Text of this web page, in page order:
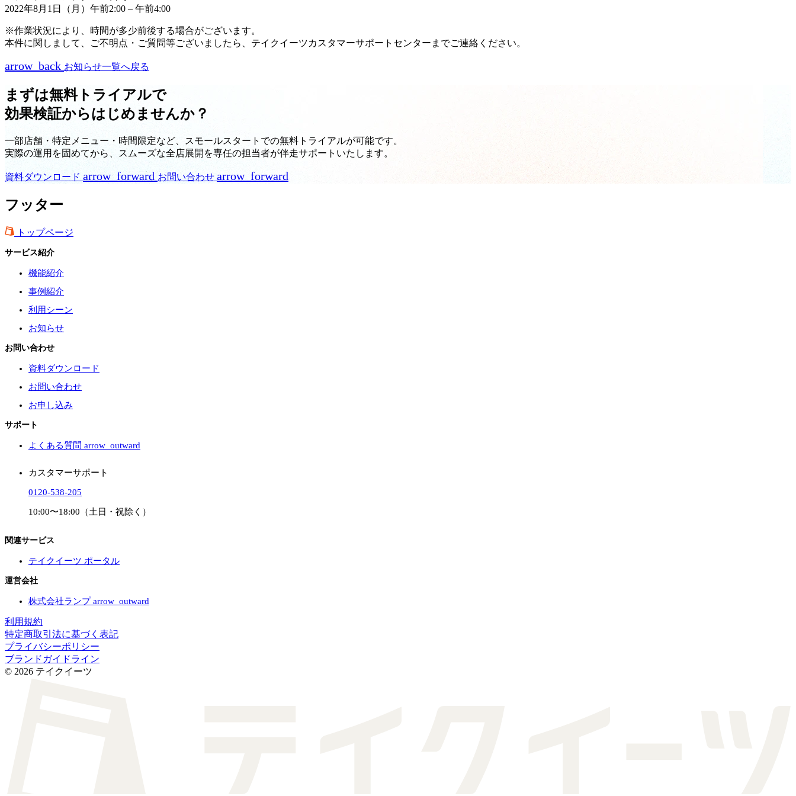
2022年8月1日（月）午前2:00 – 午前4:00
※作業状況により、時間が多少前後する場合がございます。
本件に関しまして、ご不明点・ご質問等ございましたら、テイクイーツカスタマーサポートセンターまでご連絡ください。
arrow_back お知らせ一覧へ戻る
まずは無料トライアルで
効果検証からはじめませんか？
一部店舗・特定メニュー・時間限定など、スモールスタートでの無料トライアルが可能です。
実際の運用を固めてから、スムーズな全店展開を専任の担当者が伴走サポートいたします。
資料ダウンロード arrow_forward お問い合わせ arrow_forward
フッター
トップページ
サービス紹介
機能紹介
事例紹介
利用シーン
お知らせ
お問い合わせ
資料ダウンロード
お問い合わせ
お申し込み
サポート
よくある質問 arrow_outward
カスタマーサポート
0120-538-205
10:00〜18:00（土日・祝除く）
関連サービス
テイクイーツ ポータル
運営会社
株式会社ランプarrow_outward
利用規約
特定商取引法に基づく表記
プライバシーポリシー
ブランドガイドライン
© 2026 テイクイーツ